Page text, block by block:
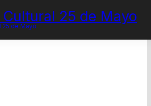
25 de Mayo
25 de Mayo